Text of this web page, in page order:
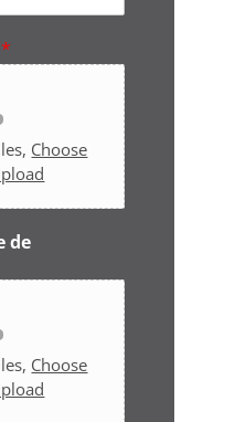
*
Choose
de
Choose